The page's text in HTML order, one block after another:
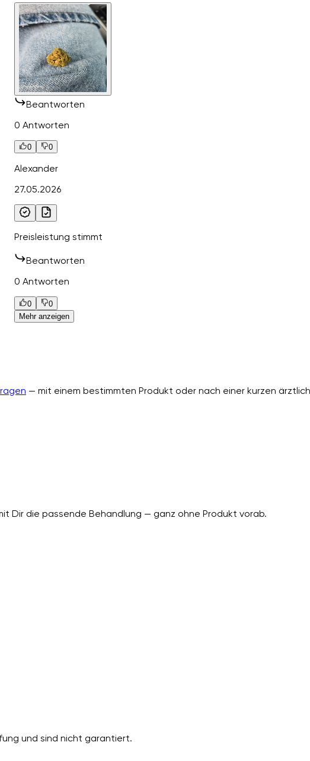
Beantworten
0 Antworten
0 0
Alexander
27.05.2026
Preisleistung stimmt
Beantworten
0 Antworten
0
0
Mehr anzeigen
— mit einem bestimmten Produkt oder nach einer kurzen
Dir die passende Behandlung — ganz ohne Produkt vorab.
und sind nicht garantiert.